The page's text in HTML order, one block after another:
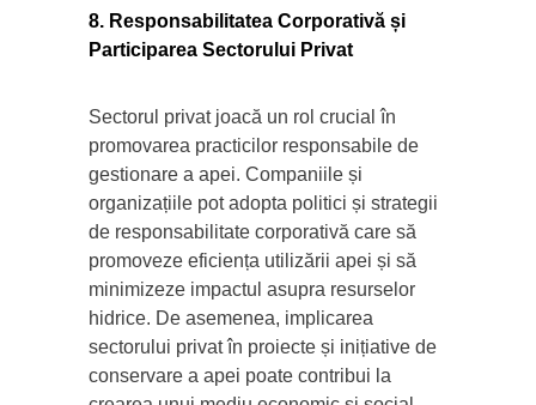
8. Responsabilitatea Corporativă și
Participarea Sectorului Privat
Sectorul privat joacă un rol crucial în
promovarea practicilor responsabile de
gestionare a apei. Companiile și
organizațiile pot adopta politici și strategii
de responsabilitate corporativă care să
promoveze eficiența utilizării apei și să
minimizeze impactul asupra resurselor
hidrice. De asemenea, implicarea
sectorului privat în proiecte și inițiative de
conservare a apei poate contribui la